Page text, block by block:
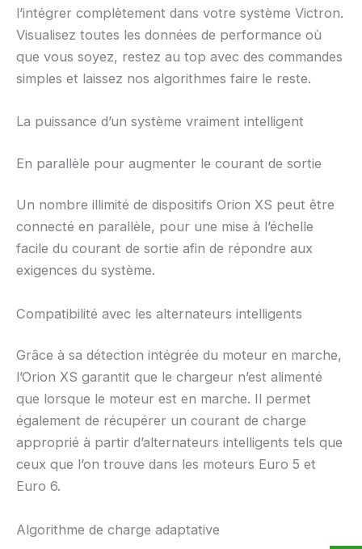
l’intégrer complètement dans votre système Victron.
Visualisez toutes les données de performance où
que vous soyez, restez au top avec des commandes
simples et laissez nos algorithmes faire le reste.
La puissance d’un système vraiment intelligent
En parallèle pour augmenter le courant de sortie
Un nombre illimité de dispositifs Orion XS peut être
connecté en parallèle, pour une mise à l’échelle
facile du courant de sortie afin de répondre aux
exigences du système.
Compatibilité avec les alternateurs intelligents
Grâce à sa détection intégrée du moteur en marche,
l’Orion XS garantit que le chargeur n’est alimenté
que lorsque le moteur est en marche. Il permet
également de récupérer un courant de charge
approprié à partir d’alternateurs intelligents tels que
ceux que l’on trouve dans les moteurs Euro 5 et
Euro 6.
Algorithme de charge adaptative